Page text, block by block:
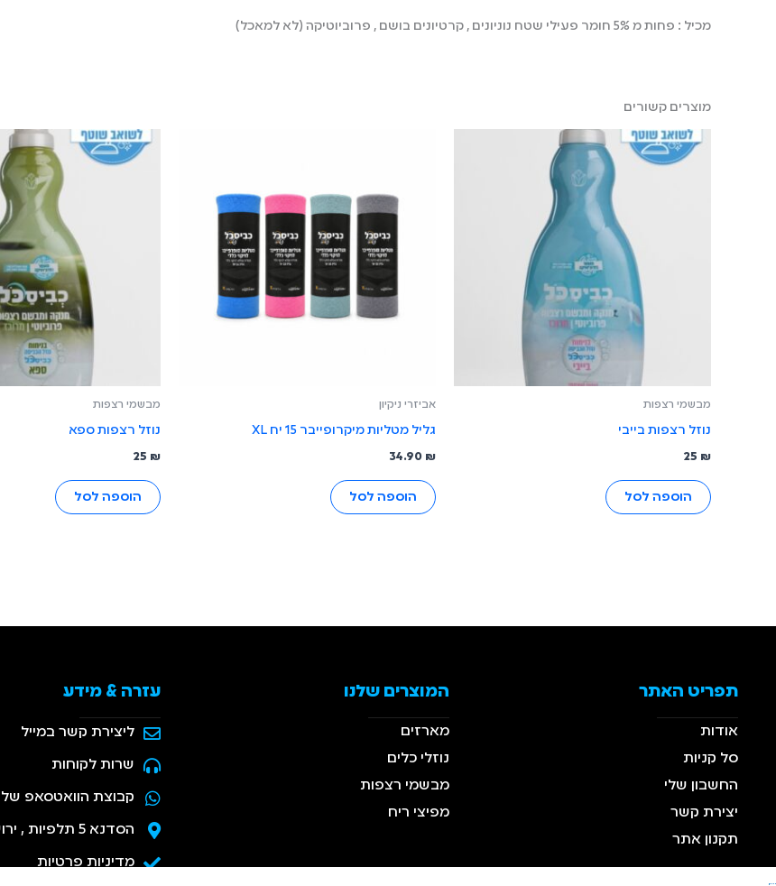
מכיל : פחות מ 5% חומר פעילי שטח נוניונים , קרטיונים בושם , פרוביוטיקה (לא למאכל)
מוצרים קשורים
מבשמי רצפות
נוזל רצפות בייבי
25 ₪
הוספה לסל
אביזרי ניקיון
גליל מטליות מיקרופייבר 15 יח XL
34.90 ₪
הוספה לסל
מבשמי רצפות
נוזל רצפות ספא
25 ₪
הוספה לסל
תפריט האתר
אודות
סל קניות
החשבון שלי
יצירת קשר
תקנון אתר
המוצרים שלנו
מארזים
נוזלי כלים
מבשמי רצפות
מפיצי ריח
עזרה & מידע
ליצירת קשר במייל
שרות לקוחות
קבוצת הוואטסאפ
הסדנא 5 תלפיות , ירושלים
מדיניות פרטיות